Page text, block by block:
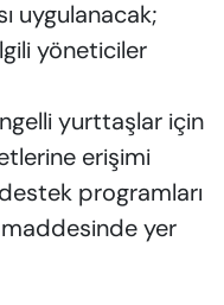
uygulanacak;
yöneticiler
yurttaşlar için
erişimi
programları
yer